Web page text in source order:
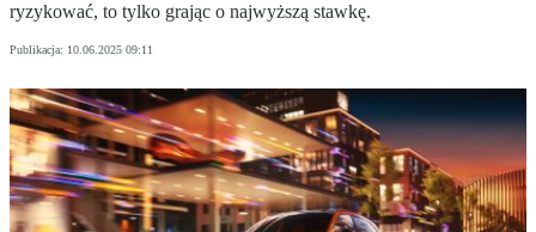
ryzykować, to tylko grając o najwyższą stawkę.
Publikacja: 10.06.2025 09:11